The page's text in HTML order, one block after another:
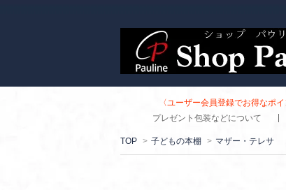
〈ユーザー会員登録でお得な
プレゼント包装などについて
TOP > 子どもの本棚 > マザー・テレサ